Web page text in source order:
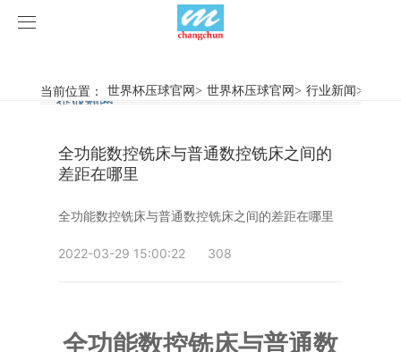
世界杯压球官网
旋弧焊机
惯性摩擦焊机
数控铣床
产品视频
行业新闻
案例展示
关于我们
当前位置： 世界杯压球官网> 世界杯压球官网> 行业新闻>
行业新闻
企业动态
全功能数控铣床与普通数控铣床之间的
差距在哪里
全功能数控铣床与普通数控铣床之间的差距在哪里
2022-03-29 15:00:22 308
全功能数控铣床与普通数